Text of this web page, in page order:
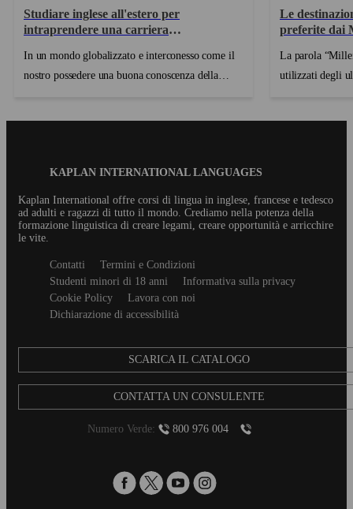
Studiare inglese all'estero per
intraprendere una carriera
In un mondo globalizzato e interconesso come il
nostro possedere una buona conoscenza della
Le
preferite dai
La parola
utilizzati degli
KAPLAN INTERNATIONAL LANGUAGES
Kaplan International offre corsi di lingua in inglese, francese e tedesco
ad adulti e ragazzi di tutto il mondo. Crediamo nella potenza della
formazione linguistica di creare legami, creare opportunità e arricchire
le vite.
Secondary
Contatti
Termini e Condizioni
Studenti minori di 18 anni
Informativa sulla privacy
Cookie Policy
Lavora con noi
Dichiarazione di accessibilità
SCARICA IL CATALOGO
CONTATTA UN CONSULENTE
Numero Verde: 800 976 004